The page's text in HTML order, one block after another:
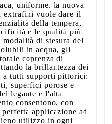
uniforme. la nuova
extrafini vuole dare il
della tempera,
e le qualità più
modalità di stesura del
in acqua, gli
coprenza di
la brillantezza dei
a tutti supporti pittorici:
superfici porose e
legante e l'alta
consentono, con
applicazione ad
utilizzo in ogni